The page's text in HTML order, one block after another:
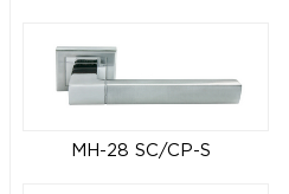
MH-28 SC/CP-S